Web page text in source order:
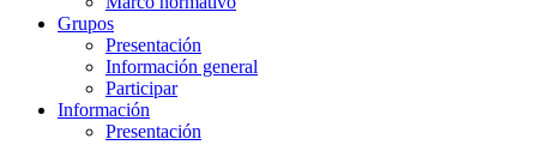
Grupos
Presentación
Información general
Participar
Información
Presentación